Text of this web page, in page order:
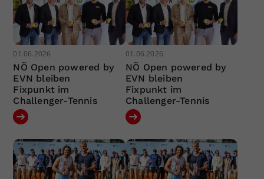
01.06.2026
NÖ Open powered by
EVN bleiben
Fixpunkt im
Challenger-Tennis
01.06.2026
NÖ Open powered by
EVN bleiben
Fixpunkt im
Challenger-Tennis